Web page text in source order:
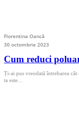
Florentina Oancă
30 octombrie 2023
Cum reduci
Ți-ai pus vreodată întrebarea cât
ta este…